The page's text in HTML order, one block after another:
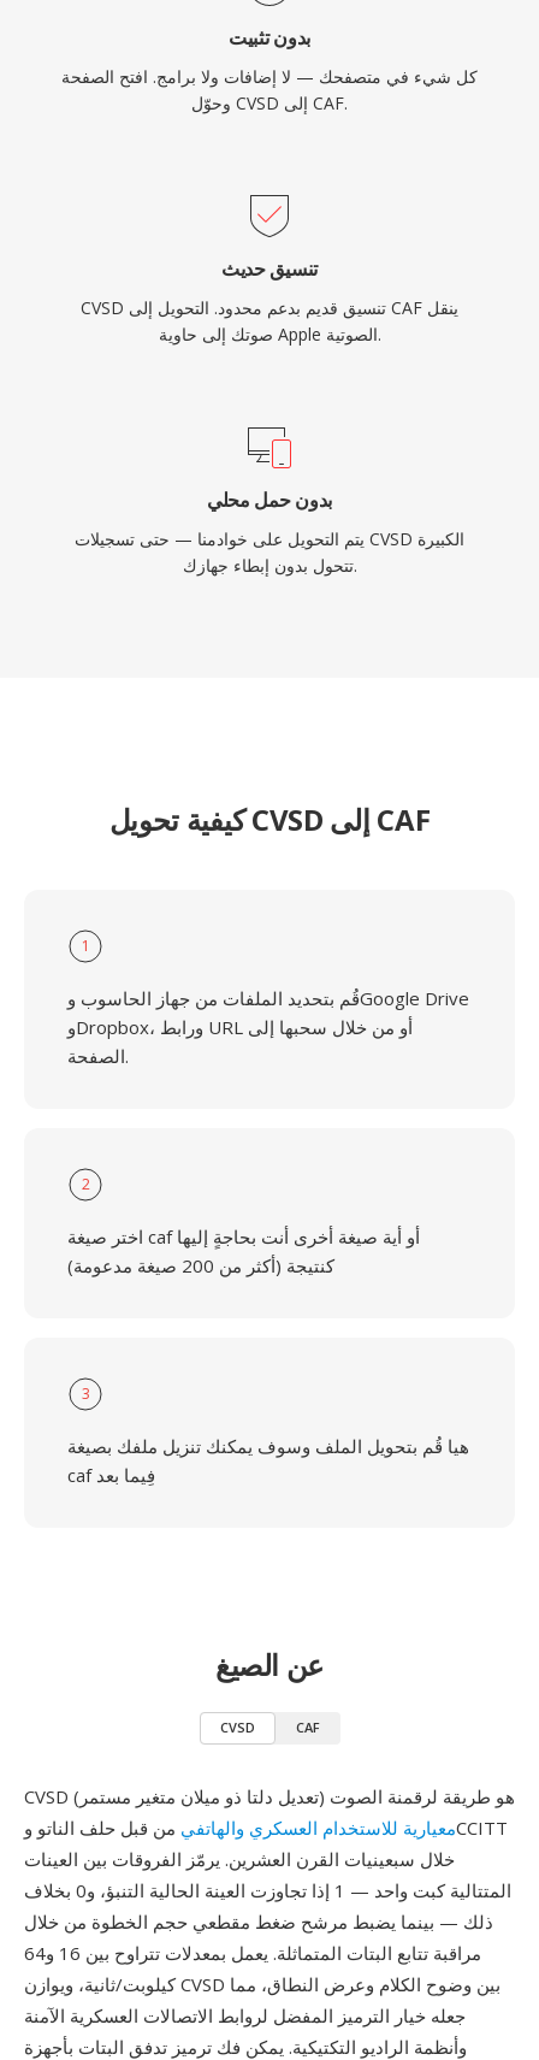
بدون تثبيت
كل شيء في متصفحك — لا إضافات ولا برامج. افتح الصفحة
وحوّل CVSD إلى CAF.
تنسيق حديث
CVSD تنسيق قديم بدعم محدود. التحويل إلى CAF ينقل
صوتك إلى حاوية Apple الصوتية.
بدون حمل محلي
يتم التحويل على خوادمنا — حتى تسجيلات CVSD الكبيرة
تتحول بدون إبطاء جهازك.
كيفية تحويل CVSD إلى CAF
1
قُم بتحديد الملفات من جهاز الحاسوب وGoogle Drive
وDropbox، ورابط URL أو من خلال سحبها إلى
الصفحة.
2
اختر صيغة caf أو أية صيغة أخرى أنت بحاجةٍ إليها
كنتيجة (أكثر من 200 صيغة مدعومة)
3
هيا قُم بتحويل الملف وسوف يمكنك تنزيل ملفك بصيغة
caf فِيما بعد
عن الصيغ
CVSD CAF
CVSD (تعديل دلتا ذو ميلان متغير مستمر) هو طريقة لرقمنة الصوت
معيارية للاستخدام العسكري والهاتفي من قبل حلف الناتو وCCITT
خلال سبعينيات القرن العشرين. يرمّز الفروقات بين العينات
المتتالية كبت واحد — 1 إذا تجاوزت العينة الحالية التنبؤ، و0 بخلاف
ذلك — بينما يضبط مرشح ضغط مقطعي حجم الخطوة من خلال
مراقبة تتابع البتات المتماثلة. يعمل بمعدلات تتراوح بين 16 و64
كيلوبت/ثانية، ويوازن CVSD بين وضوح الكلام وعرض النطاق، مما
جعله خيار الترميز المفضل لروابط الاتصالات العسكرية الآمنة
وأنظمة الراديو التكتيكية. يمكن فك ترميز تدفق البتات بأجهزة